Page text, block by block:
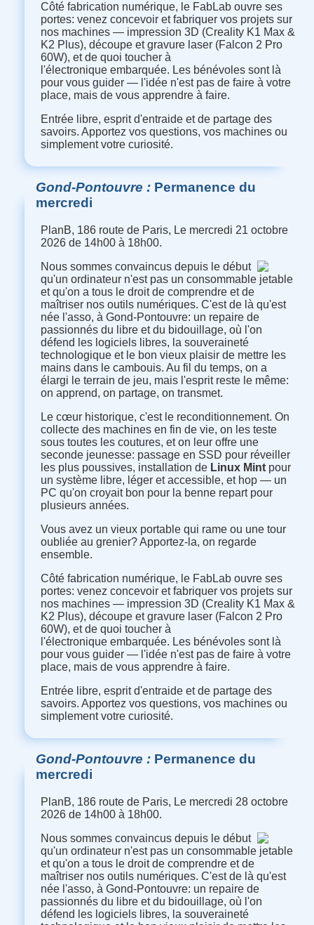
Côté fabrication numérique, le FabLab ouvre ses
portes: venez concevoir et fabriquer vos projets sur
nos machines — impression 3D (Creality K1 Max &
K2 Plus), découpe et gravure laser (Falcon 2 Pro
60W), et de quoi toucher à
l'électronique embarquée. Les bénévoles sont là
pour vous guider — l'idée n'est pas de faire à votre
place, mais de vous apprendre à faire.
Entrée libre, esprit d'entraide et de partage des
savoirs. Apportez vos questions, vos machines ou
simplement votre curiosité.
Gond-Pontouvre Permanence du
mercredi
PlanB, 186 route de Paris, Le mercredi 21 octobre
2026 de 14h00 à 18h00.
Nous sommes convaincus depuis le début
qu'un ordinateur n'est pas un consommable jetable
et qu'on a tous le droit de comprendre et de
maîtriser nos outils numériques. C'est de là qu'est
née l'asso, à Gond-Pontouvre: un repaire de
passionnés du libre et du bidouillage, où l'on
défend les logiciels libres, la souveraineté
technologique et le bon vieux plaisir de mettre les
mains dans le cambouis. Au fil du temps, on a
élargi le terrain de jeu, mais l'esprit reste le même:
on apprend, on partage, on transmet.
Le cœur historique, c'est le reconditionnement. On
collecte des machines en fin de vie, on les teste
sous toutes les coutures, et on leur offre une
seconde jeunesse: passage en SSD pour réveiller
les plus poussives, installation de Linux Mintpour
un système libre, léger et accessible, et hop — un
PC qu'on croyait bon pour la benne repart pour
plusieurs années.
Vous avez un vieux portable qui rame ou une tour
oubliée au grenier? Apportez-la, on regarde
ensemble.
Côté fabrication numérique, le FabLab ouvre ses
portes: venez concevoir et fabriquer vos projets sur
nos machines — impression 3D (Creality K1 Max &
K2 Plus), découpe et gravure laser (Falcon 2 Pro
60W), et de quoi toucher à
l'électronique embarquée. Les bénévoles sont là
pour vous guider — l'idée n'est pas de faire à votre
place, mais de vous apprendre à faire.
Entrée libre, esprit d'entraide et de partage des
savoirs. Apportez vos questions, vos machines ou
simplement votre curiosité.
Gond-Pontouvre Permanence du
mercredi
PlanB, 186 route de Paris, Le mercredi 28 octobre
2026 de 14h00 à 18h00.
Nous sommes convaincus depuis le début
qu'un ordinateur n'est pas un consommable jetable
et qu'on a tous le droit de comprendre et de
maîtriser nos outils numériques. C'est de là qu'est
née l'asso, à Gond-Pontouvre: un repaire de
passionnés du libre et du bidouillage, où l'on
défend les logiciels libres, la souveraineté